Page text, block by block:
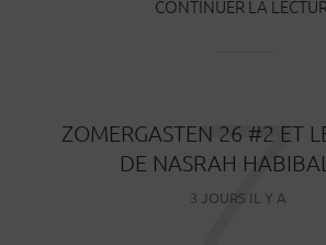
CONTINUER LA
ZOMERGASTEN 26 #2 ET
DE NASRAH
3 JOURS IL Y A
Z